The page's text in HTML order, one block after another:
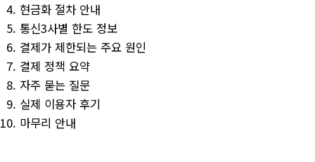
현금화 절차 안내
통신3사별 한도 정보
결제가 제한되는 주요 원인
결제 정책 요약
자주 묻는 질문
실제 이용자 후기
마무리 안내